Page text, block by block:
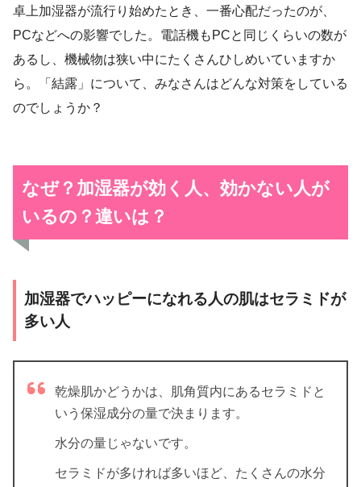
卓上加湿器が流行り始めたとき、一番心配だったのが、
PCなどへの影響でした。電話機もPCと同じくらいの数が
あるし、機械物は狭い中にたくさんひしめいていますか
ら。「結露」について、みなさんはどんな対策をしている
のでしょうか？
なぜ？加湿器が効く人、効かない人が
いるの？違いは？
加湿器でハッピーになれる人の肌はセラミドが
多い人
乾燥肌かどうかは、肌角質内にあるセラミドと
いう保湿成分の量で決まります。
水分の量じゃないです。
セラミドが多ければ多いほど、たくさんの水分